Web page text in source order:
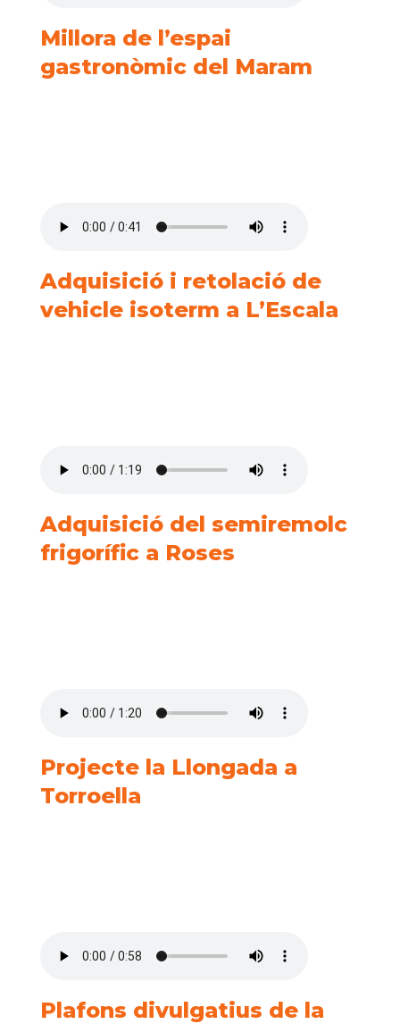
Millora de l’espai
gastronòmic del Maram
Adquisició i retolació de
vehicle isoterm a L’Escala
Adquisició del semiremolc
frigorífic a Roses
Projecte la Llongada a
Torroella
Plafons divulgatius de la